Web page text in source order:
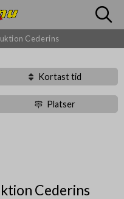
Cederins
Kortast tid
Platser
Cederins